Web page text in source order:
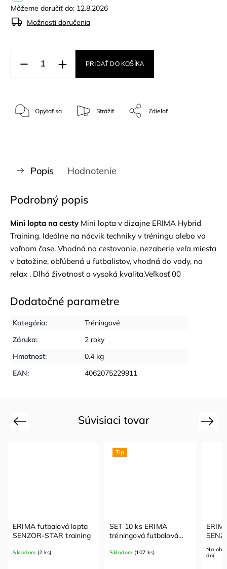
Môžeme doručiť do: 12.8.2026
Možnosti doručenia
PRIDAŤ DO KOŠÍKA
Opýtať sa Strážiť Zdieľať
Popis Hodnotenie
Podrobný popis
Mini lopta na cesty Mini lopta v dizajne ERIMA Hybrid
Training. Ideálne na nácvik techniky v tréningu alebo vo
voľnom čase. Vhodná na cestovanie, nezaberie veľa miesta
v batožine, obľúbená u futbalistov, vhodná do vody, na
relax . Dlhá životnosť a vysoká kvalita.Veľkosť 00
Dodatočné parametre
Kategória:
Tréningové
Záruka:
2 roky
Hmotnosť:
0.4 kg
EAN: 4062075229911
Súvisiaci tovar
Previous
ERIMA futbalová lopta
SENZOR-STAR training
Skladom (2 ks)
Tip
SET 10 ks ERIMA
tréningová futbalová
Skladom (107 ks)
Na
dní
Next